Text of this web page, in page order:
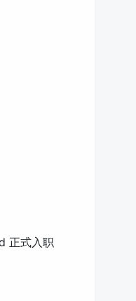
正式入职